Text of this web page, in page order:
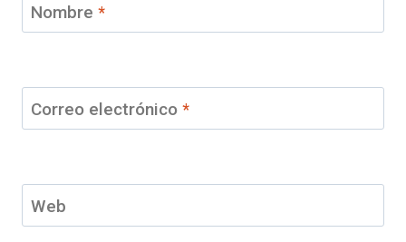
Nombre *
Correo electrónico *
Web